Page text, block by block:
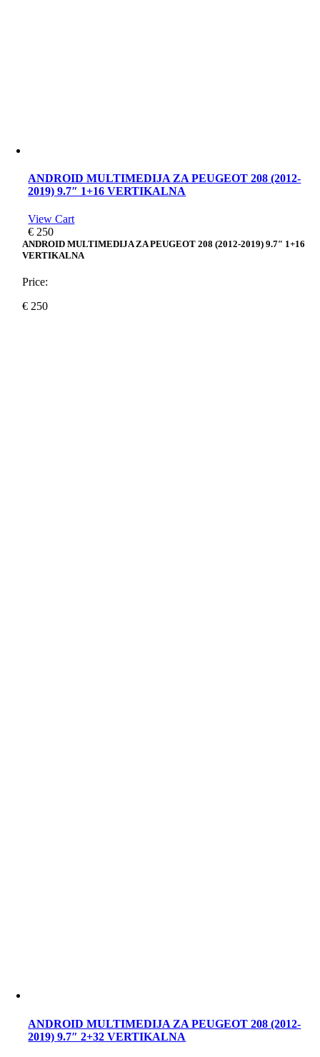
ANDROID MULTIMEDIJA ZA PEUGEOT 208 (2012-
2019) 9.7″ 1+16 VERTIKALNA
View Cart
€ 250
ANDROID MULTIMEDIJA ZA PEUGEOT 208 (2012-2019) 9.7″ 1+16
VERTIKALNA
Price:
€ 250
ANDROID MULTIMEDIJA ZA PEUGEOT 208 (2012-
2019) 9.7″ 2+32 VERTIKALNA